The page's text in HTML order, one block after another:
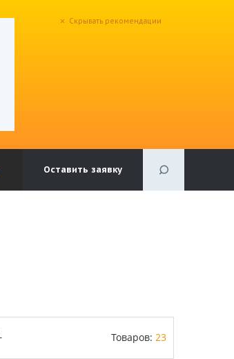
Скрывать рекомендации
Оставить заявку
Товаров: 23